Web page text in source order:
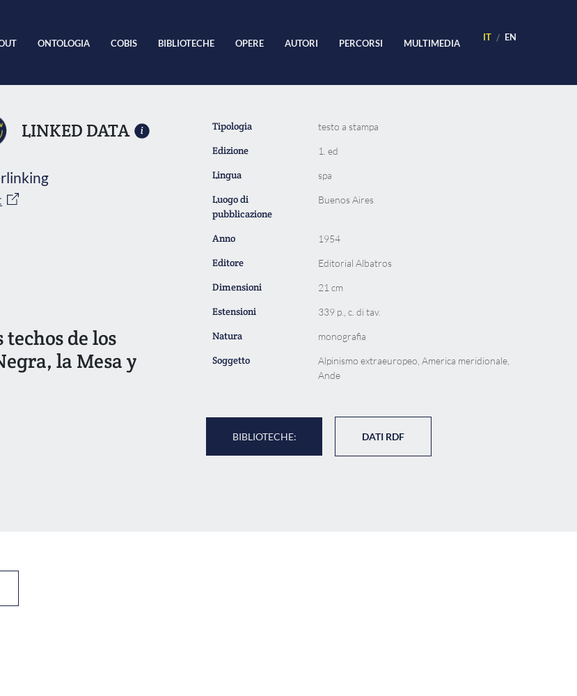
ONTOLOGIA COBIS BIBLIOTECHE OPERE AUTORI PERCORSI MULTIMEDIA IT EN
LINKED DATA
de los
la Mesa y
Tipologia testo a stampa
Edizione 1. ed
Lingua spa
Luogo di
pubblicazione
Buenos Aires
Anno 1954
Editore Editorial Albatros
Dimensioni 21 cm
Estensioni 339 p., c. di tav.
Natura monografia
Soggetto
Alpinismo extraeuropeo, America meridionale,
Ande
BIBLIOTECHE: DATI RDF